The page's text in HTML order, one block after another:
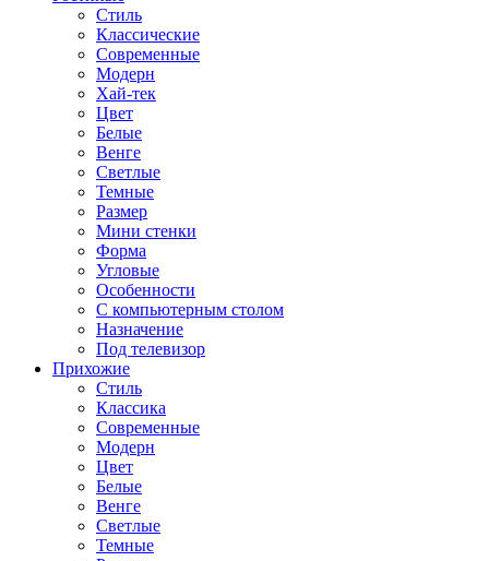
Стиль
Классические
Современные
Модерн
Хай-тек
Цвет
Белые
Венге
Светлые
Темные
Размер
Мини стенки
Форма
Угловые
Особенности
С компьютерным столом
Назначение
Под телевизор
Прихожие
Стиль
Классика
Современные
Модерн
Цвет
Белые
Венге
Светлые
Темные